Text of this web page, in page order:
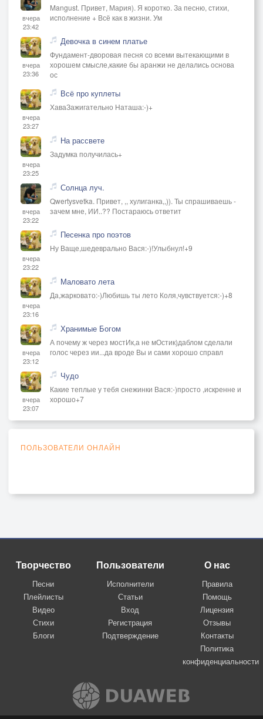
вчера
23:42
Mangust. Привет, Мария). Я коротко. За песню, стихи,
исполнение + Всё как в жизни. Ум
вчера
23:36
Девочка в синем платье
Фундамент-дворовая песня со всеми вытекающими в
хорошем смысле,какие бы аранжи не делались основа
ос
вчера
23:27
Всё про куплеты
ХаваЗажигательно Наташа:-)+
вчера
23:25
На рассвете
Задумка получилась+
вчера
23:22
Солнца луч.
Qwertysvetka. Привет, ,, хулиганка,,)). Ты спрашиваешь -
зачем мне, ИИ..?? Постараюсь ответит
вчера
23:22
Песенка про поэтов
Ну Ваще,шедеврально Вася:-)!Улыбнул!+9
вчера
23:16
Маловато лета
Да,жарковато:-)Любишь ты лето Коля,чувствуется:-)+8
вчера
23:12
Хранимые Богом
А почему ж через мостИк,а не мОстик)даблом сделали
голос через ии...да вроде Вы и сами хорошо справл
вчера
23:07
Чудо
Какие теплые у тебя снежинки Вася:-)просто ,искренне и
хорошо+7
ПОЛЬЗОВАТЕЛИ ОНЛАЙН
Творчество
Песни
Плейлисты
Видео
Стихи
Блоги
Пользователи
Исполнители
Статьи
Вход
Регистрация
Подтверждение
О нас
Правила
Помощь
Лицензия
Отзывы
Контакты
Политика
конфиденциальности